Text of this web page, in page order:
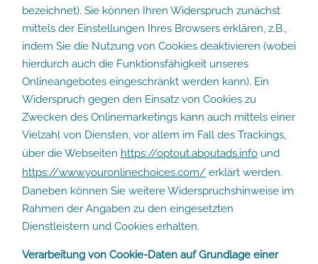
bezeichnet). Sie können Ihren Widerspruch zunächst
mittels der Einstellungen Ihres Browsers erklären, z.B.,
indem Sie die Nutzung von Cookies deaktivieren (wobei
hierdurch auch die Funktionsfähigkeit unseres
Onlineangebotes eingeschränkt werden kann). Ein
Widerspruch gegen den Einsatz von Cookies zu
Zwecken des Onlinemarketings kann auch mittels einer
Vielzahl von Diensten, vor allem im Fall des Trackings,
über die Webseiten https://optout.aboutads.info und
https://www.youronlinechoices.com/ erklärt werden.
Daneben können Sie weitere Widerspruchshinweise im
Rahmen der Angaben zu den eingesetzten
Dienstleistern und Cookies erhalten.
Verarbeitung von Cookie-Daten auf Grundlage einer